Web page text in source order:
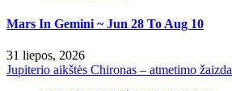
Mars In Gemini ~ Jun 28 To Aug 10
31 liepos, 2026
Jupiterio aikštės Chironas – atmetimo žaizda